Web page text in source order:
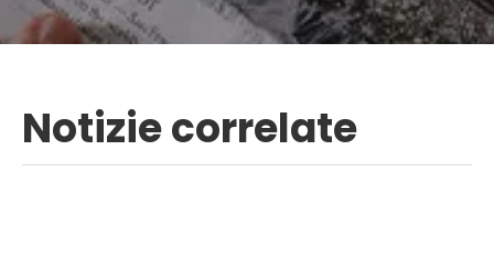
Notizie correlate